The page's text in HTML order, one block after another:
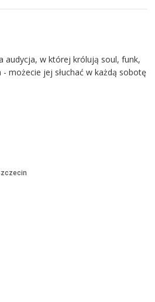
audycja, w której królują soul, funk,
możecie jej słuchać w każdą sobotę